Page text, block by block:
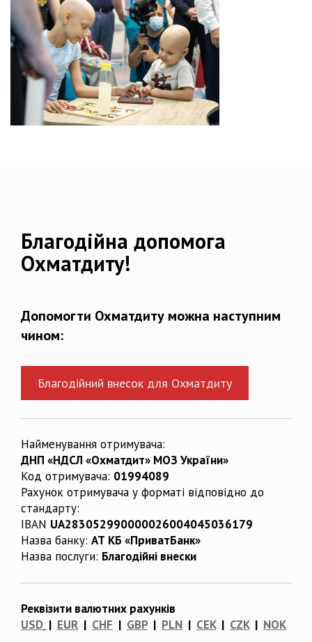
Благодійна допомога
Охматдиту!
Допомогти Охматдиту можна наступним
чином:
Благодійний внесок для Охматдиту
Найменування отримувача:
ДНП «НДСЛ «Охматдит» МОЗ України»
Код отримувача: 01994089
Рахунок отримувача у форматі відповідно до
стандарту:
IBAN UA283052990000026004045036179
Назва банку: АТ КБ «ПриватБанк»
Назва послуги: Благодійні внески
Реквізити валютних рахунків
USD | EUR | CHF | GBP| PLN | CEK| CZK| NOK